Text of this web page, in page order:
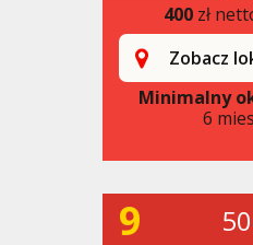
400zł
Zobacz
Minimalny
6
9